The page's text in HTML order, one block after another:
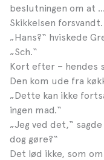
beslutningen om at …
Skikkelsen forsvandt.
„Hans?“ hviskede
„Sch.“
Kort efter – hendes
Den kom ude fra
„Dette kan ikke
ingen mad.“
„Jeg ved det,“
dog gøre?“
Det lød ikke, som